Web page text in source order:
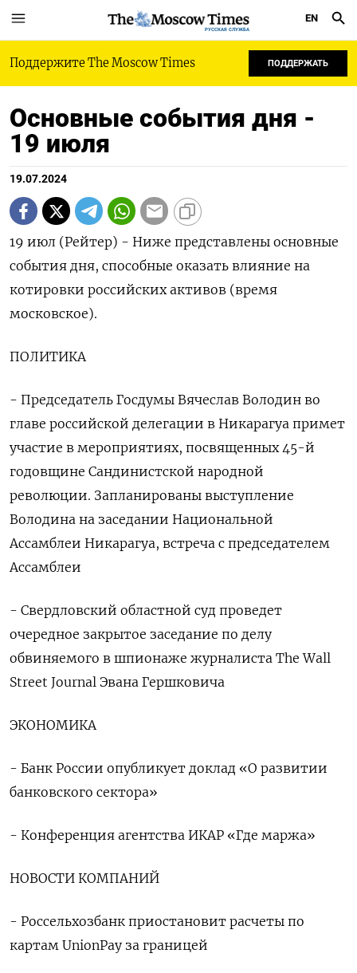
РУССКАЯ СЛУЖБА
EN
Поддержите The Moscow Times ПОДДЕРЖАТЬ
Основные события дня -
19 июля
19.07.2024
19 июл (Рейтер) - Ниже представлены основные
события дня, способные оказать влияние на
котировки российских активов (время
московское).
ПОЛИТИКА
- Председатель Госдумы Вячеслав Володин во
главе российской делегации в Никарагуа примет
участие в мероприятиях, посвященных 45-й
годовщине Сандинистской народной
революции. Запланированы выступление
Володина на заседании Национальной
Ассамблеи Никарагуа, встреча с председателем
Ассамблеи
- Свердловский областной суд проведет
очередное закрытое заседание по делу
обвиняемого в шпионаже журналиста The Wall
Street Journal Эвана Гершковича
ЭКОНОМИКА
- Банк России опубликует доклад «О развитии
банковского сектора»
- Конференция агентства ИКАР «Где маржа»
НОВОСТИ КОМПАНИЙ
- Россельхозбанк приостановит расчеты по
картам UnionPay за границей